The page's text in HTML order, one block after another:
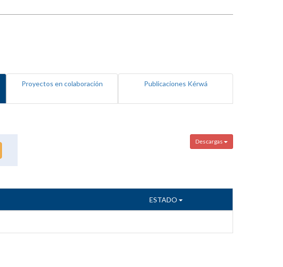
Proyectos en colaboración Publicaciones Kérwá
Descargas
ESTADO